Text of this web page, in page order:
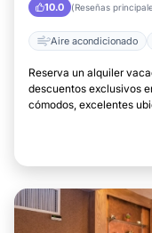
10.0 (Reseñas
Aire acondicionado
Reserva un alquiler
descuentos exclusivos
cómodos, excelentes